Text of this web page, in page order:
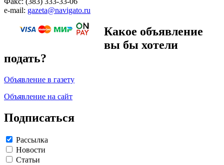
e-mail: gazeta@navigato.ru
Какое объявление
вы бы хотели
подать?
Объявление в газету
Объявление на сайт
Подписаться
Рассылка
Новости
Статьи